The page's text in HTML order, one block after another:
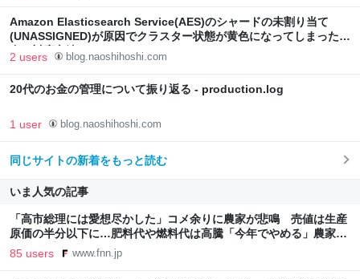
Amazon Elasticsearch Service(AES)のシャードの未割り当て
(UNASSIGNED)が原因でクラスター状態が黄色になってしまった場
合の対応方法 - production.log
2 users blog.naoshihoshi.com
20代のお金の管理について振り返る - production.log
1 user blog.naoshihoshi.com
同じサイトの新着をもっと読む
いま人気の記事
「高市総理には愛想尽かした」コメ余りに農家が悲鳴 売値は生産
原価の半分以下に…肥料代や燃料代は高騰「今年でやめる」農家も
｜FNNプライムオンライン
85 users www.fnn.jp